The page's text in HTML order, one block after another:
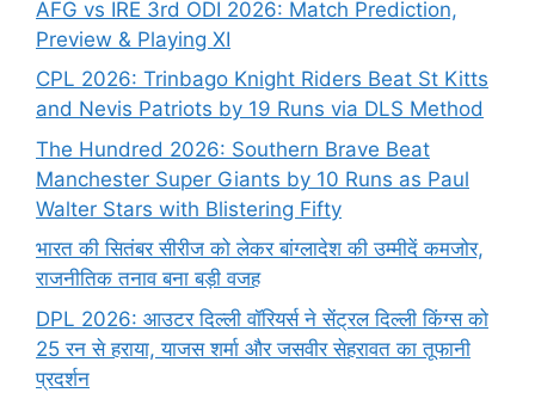
AFG vs IRE 3rd ODI 2026: Match Prediction,
Preview & Playing XI
CPL 2026: Trinbago Knight Riders Beat St Kitts
and Nevis Patriots by 19 Runs via DLS Method
The Hundred 2026: Southern Brave Beat
Manchester Super Giants by 10 Runs as Paul
Walter Stars with Blistering Fifty
भारत की सितंबर सीरीज को लेकर बांग्लादेश की उम्मीदें कमजोर,
राजनीतिक तनाव बना बड़ी वजह
DPL 2026: आउटर दिल्ली वॉरियर्स ने सेंट्रल दिल्ली किंग्स को
25 रन से हराया, याजस शर्मा और जसवीर सेहरावत का तूफानी
प्रदर्शन